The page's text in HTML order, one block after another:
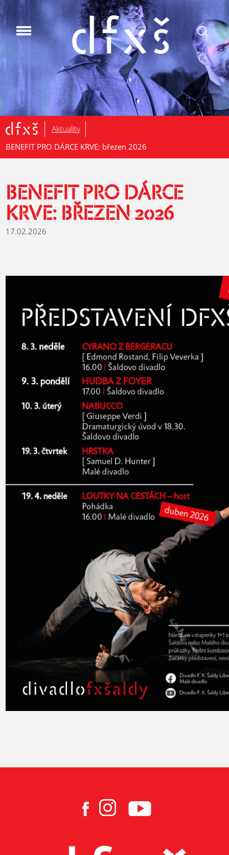
.
Aktuality
BENEFIT PRO DÁRCE KRVE: březen 2026
BENEFIT PRO DÁRCE
KRVE: BŘEZEN 2026
17.02.2026